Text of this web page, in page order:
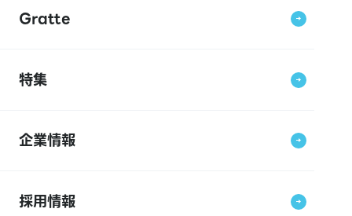
Gratte
特集
企業情報
採用情報